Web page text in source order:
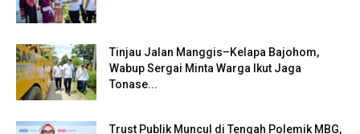
Tinjau Jalan Manggis–Kelapa Bajohom,
Wabup Sergai Minta Warga Ikut Jaga
Tonase...
Trust Publik Muncul di Tengah Polemik MBG,